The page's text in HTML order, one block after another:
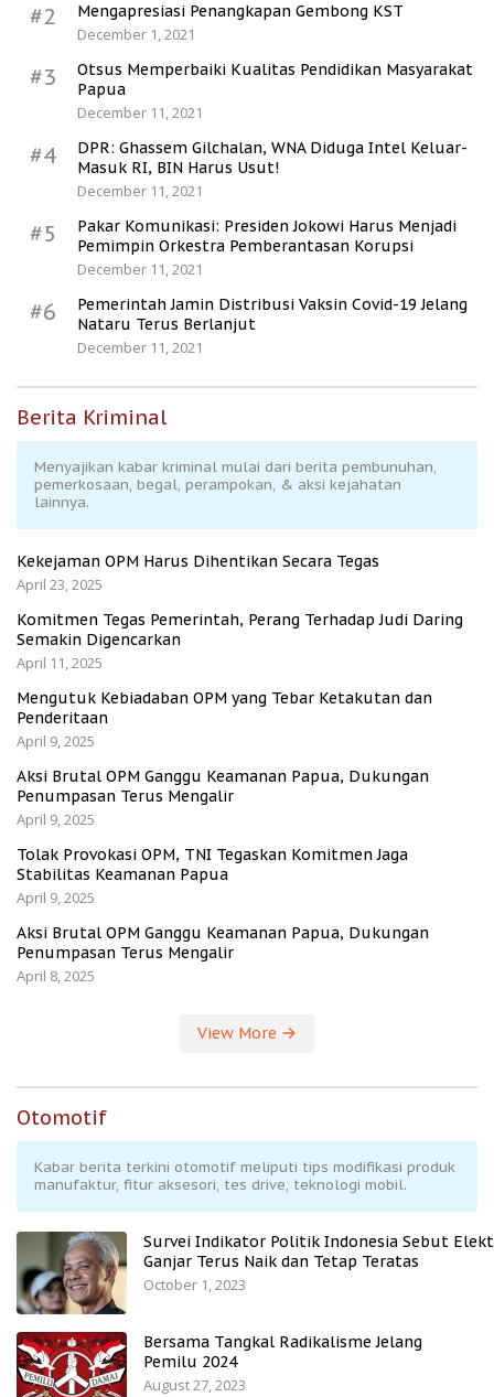
#2
Mengapresiasi Penangkapan Gembong KST
December 1, 2021
#3
Otsus Memperbaiki Kualitas Pendidikan Masyarakat
Papua
December 11, 2021
#4
DPR: Ghassem Gilchalan, WNA Diduga Intel Keluar-
Masuk RI, BIN Harus Usut!
December 11, 2021
#5
Pakar Komunikasi: Presiden Jokowi Harus Menjadi
Pemimpin Orkestra Pemberantasan Korupsi
December 11, 2021
#6
Pemerintah Jamin Distribusi Vaksin Covid-19 Jelang
Nataru Terus Berlanjut
December 11, 2021
Berita Kriminal
Menyajikan kabar kriminal mulai dari berita pembunuhan,
pemerkosaan, begal, perampokan, & aksi kejahatan
lainnya.
Kekejaman OPM Harus Dihentikan Secara Tegas
April 23, 2025
Komitmen Tegas Pemerintah, Perang Terhadap Judi Daring
Semakin Digencarkan
April 11, 2025
Mengutuk Kebiadaban OPM yang Tebar Ketakutan dan
Penderitaan
April 9, 2025
Aksi Brutal OPM Ganggu Keamanan Papua, Dukungan
Penumpasan Terus Mengalir
April 9, 2025
Tolak Provokasi OPM, TNI Tegaskan Komitmen Jaga
Stabilitas Keamanan Papua
April 9, 2025
Aksi Brutal OPM Ganggu Keamanan Papua, Dukungan
Penumpasan Terus Mengalir
April 8, 2025
View More
Otomotif
Kabar berita terkini otomotif meliputi tips modifikasi produk
manufaktur, fitur aksesori, tes drive, teknologi mobil.
Survei Indikator Politik Indonesia Sebut
Ganjar Terus Naik dan Tetap Teratas
October 1, 2023
Bersama Tangkal Radikalisme Jelang
Pemilu 2024
August 27, 2023